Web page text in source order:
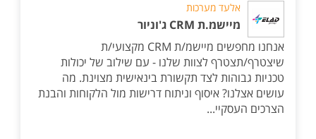
אלעד מערכות
מיישמ.ת CRM ג'וניור
אנחנו מחפשים מיישמ/ת CRM מקצועי/ת
שיצטרף/תצטרף לצוות שלנו - עם שילוב של יכולות
טכניות גבוהות לצד תקשורת בינאישית מצוינת. מה
עושים אצלנו? איסוף וניתוח דרישות מול הלקוחות והבנת
הצרכים העסקיי...